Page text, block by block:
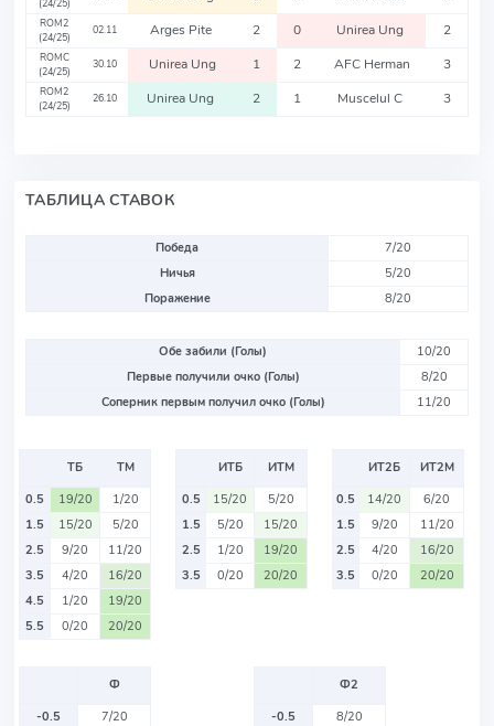
(24/25)
ROM2
(24/25)
02.11 Arges Pite 2 0 Unirea Ung 2
ROMC
(24/25)
30.10 Unirea Ung 1 2 AFC Herman 3
ROM2
(24/25)
26.10 Unirea Ung 2 1 Muscelul C 3
ТАБЛИЦА СТАВОК
Победа
7/20
Ничья
5/20
Поражение
8/20
Обе забили (Голы)
10/20
Первые получили очко (Голы)
8/20
Соперник первым получил очко (Голы)
11/20
ТБ
ТМ
0.5
19/20
1/20
1.5
15/20
5/20
2.5
9/20
11/20
3.5
4/20
16/20
4.5
1/20
19/20
5.5
0/20 20/20
ИТБ
ИТМ
0.5
15/20
5/20
1.5
5/20
15/20
2.5
1/20
19/20
3.5
0/20 20/20
ИТ2Б
ИТ2М
0.5
14/20
6/20
1.5
9/20
11/20
2.5
4/20
16/20
3.5
0/20 20/20
Ф
-0.5
7/20
Ф2
-0.5
8/20